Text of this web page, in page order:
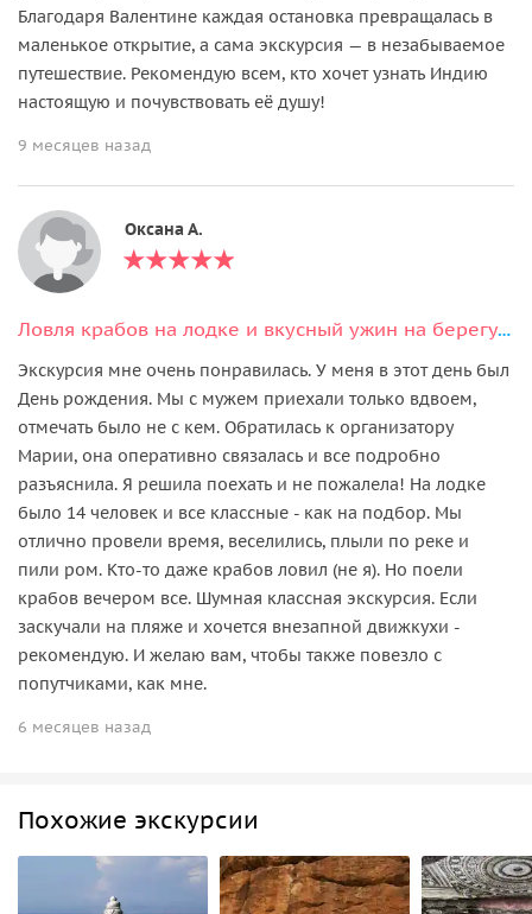
Благодаря Валентине каждая остановка превращалась в
маленькое открытие, а сама экскурсия — в незабываемое
путешествие. Рекомендую всем, кто хочет узнать Индию
настоящую и почувствовать её душу!
9 месяцев назад
Оксана А.
Ловля крабов на лодке и вкусный ужин на берегу океана
Экскурсия мне очень понравилась. У меня в этот день был
День рождения. Мы с мужем приехали только вдвоем,
отмечать было не с кем. Обратилась к организатору
Марии, она оперативно связалась и все подробно
разъяснила. Я решила поехать и не пожалела! На лодке
было 14 человек и все классные - как на подбор. Мы
отлично провели время, веселились, плыли по реке и
пили ром. Кто-то даже крабов ловил (не я). Но поели
крабов вечером все. Шумная классная экскурсия. Если
заскучали на пляже и хочется внезапной движкухи -
рекомендую. И желаю вам, чтобы также повезло с
попутчиками, как мне.
6 месяцев назад
Похожие экскурсии